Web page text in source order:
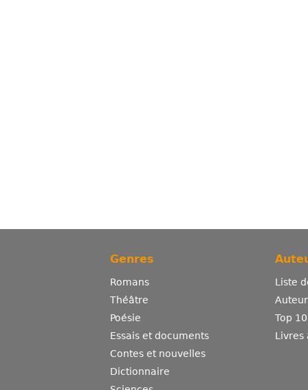
Genres
Romans
Théâtre
Poésie
Essais et documents
Contes et nouvelles
Dictionnaire
Liste
Top
Livres